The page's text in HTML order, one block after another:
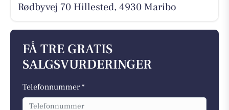
Rødbyvej 70 Hillested, 4930 Maribo
FÅ TRE GRATIS
SALGSVURDERINGER
Telefonnummer *